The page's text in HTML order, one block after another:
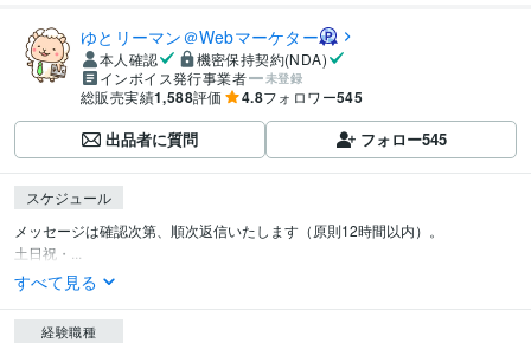
ゆとリーマン＠Webマーケター
本人確認
機密保持契約(NDA)
インボイス発行事業者
未登録
総販売実績1,588評価 4.8フォロワー545
出品者に質問 フォロー545
スケジュール
メッセージは確認次第、順次返信いたします（原則12時間以内）。
土日祝・...
すべて見る
経験職種